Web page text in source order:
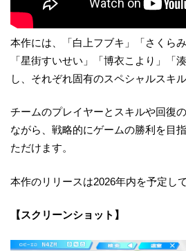
本作には、「白上フブキ」「さくら
「星街すいせい」「博衣こより」「
し、それぞれ固有のスペシャルスキ
チームのプレイヤーとスキルや回復
ながら、戦略的にゲームの勝利を目
ただけます。
本作のリリースは2026年内を予定し
【スクリーンショット】